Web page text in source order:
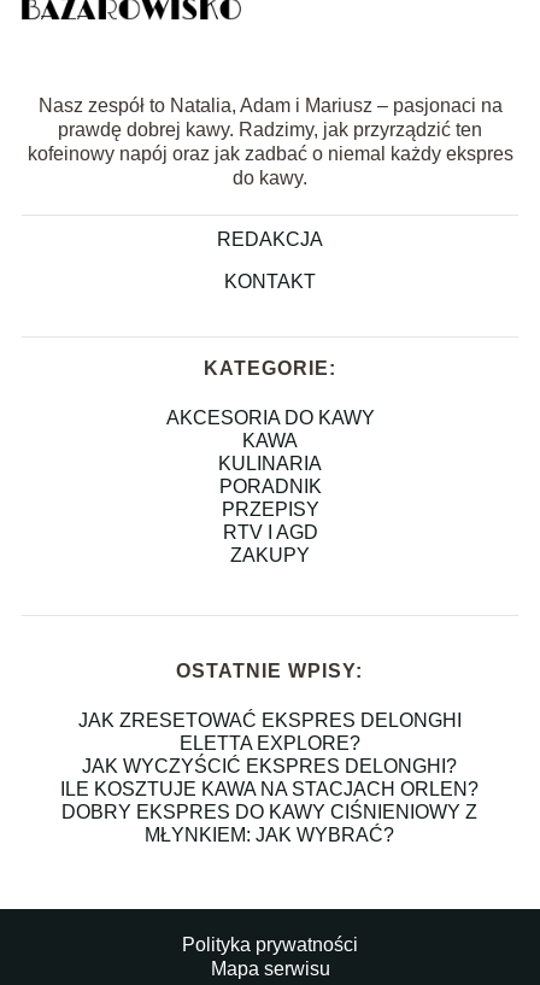
Nasz zespół to Natalia, Adam i Mariusz – pasjonaci na
prawdę dobrej kawy. Radzimy, jak przyrządzić ten
kofeinowy napój oraz jak zadbać o niemal każdy ekspres
do kawy.
REDAKCJA
KONTAKT
KATEGORIE:
AKCESORIA DO KAWY
KAWA
KULINARIA
PORADNIK
PRZEPISY
RTV I AGD
ZAKUPY
OSTATNIE WPISY:
JAK ZRESETOWAĆ EKSPRES DELONGHI
ELETTA EXPLORE?
JAK WYCZYŚCIĆ EKSPRES DELONGHI?
ILE KOSZTUJE KAWA NA STACJACH ORLEN?
DOBRY EKSPRES DO KAWY CIŚNIENIOWY Z
MŁYNKIEM: JAK WYBRAĆ?
Polityka prywatności
Mapa serwisu